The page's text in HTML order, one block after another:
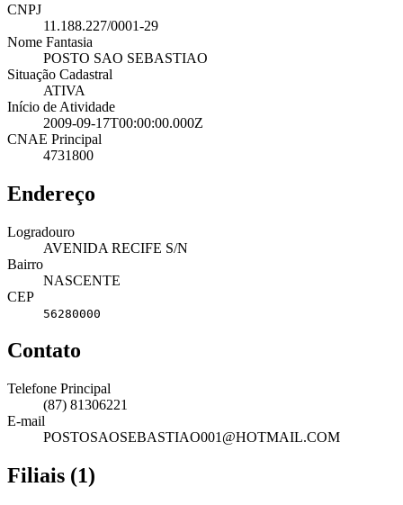
CNPJ
11.188.227/0001-29
Nome Fantasia
POSTO SAO SEBASTIAO
Situação Cadastral
ATIVA
Início de Atividade
2009-09-17T00:00:00.000Z
CNAE Principal
4731800
Endereço
Logradouro
AVENIDA RECIFE S/N
Bairro
NASCENTE
CEP
56280000
Contato
Telefone Principal
(87) 81306221
E-mail
POSTOSAOSEBASTIAO001@HOTMAIL.COM
Filiais (1)